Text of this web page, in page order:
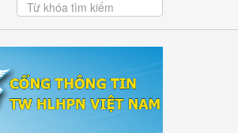
| Đại biểu Trần Lan Phương: Giảm tiền kiểm phải đi